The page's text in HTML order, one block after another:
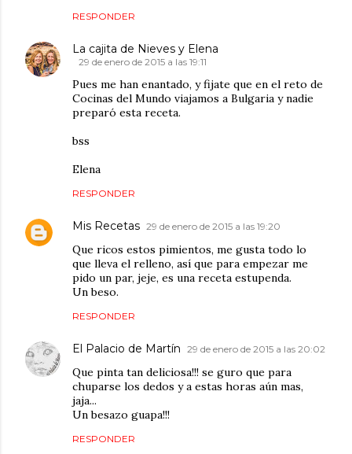
RESPONDER
La cajita de Nieves y Elena
29 de enero de 2015 a las 19:11
Pues me han enantado, y fijate que en el reto de
Cocinas del Mundo viajamos a Bulgaria y nadie
preparó esta receta.
bss
Elena
RESPONDER
Mis Recetas 29 de enero de 2015 a las 19:20
Que ricos estos pimientos, me gusta todo lo
que lleva el relleno, así que para empezar me
pido un par, jeje, es una receta estupenda.
Un beso.
RESPONDER
El Palacio de Martín 29 de enero de 2015 a las 20:02
Que pinta tan deliciosa!!! se guro que para
chuparse los dedos y a estas horas aún mas,
jaja...
Un besazo guapa!!!
RESPONDER